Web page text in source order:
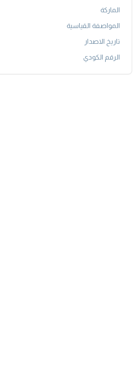
الماركة
المواصفة القياسية
تاريخ الاصدار
الرقم الكودي